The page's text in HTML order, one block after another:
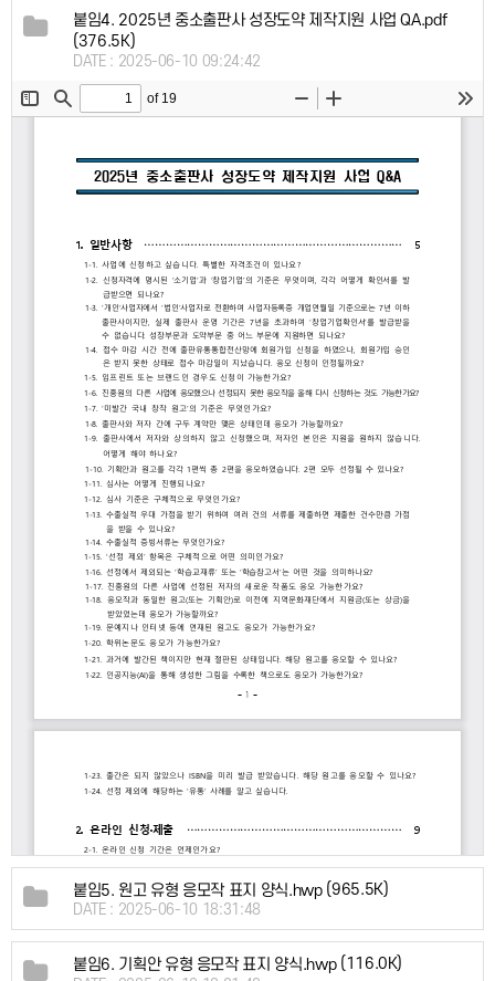
붙임4. 2025년 중소출판사 성장도약 제작지원 사업 QA.pdf
(376.5K)
DATE : 2025-06-10 09:24:42
붙임5. 원고 유형 응모작 표지 양식.hwp(965.5K)
DATE : 2025-06-10 18:31:48
붙임6. 기획안 유형 응모작 표지 양식.hwp(116.0K)